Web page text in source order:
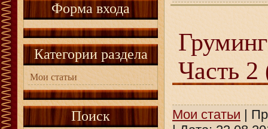
Форма входа
Категории раздела
Мои статьи
Поиск
Часть 2
Мои статьи |